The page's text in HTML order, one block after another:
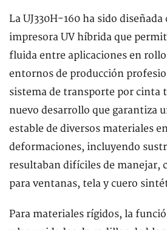
La UJ330H-160 ha sido
impresora UV híbrida que
fluida entre aplicaciones en
entornos de producción
sistema de transporte por cinta
nuevo desarrollo que garantiza
estable de diversos materiales
deformaciones, incluyendo
resultaban difíciles de manejar,
para ventanas, tela y cuero
Para materiales rígidos, la